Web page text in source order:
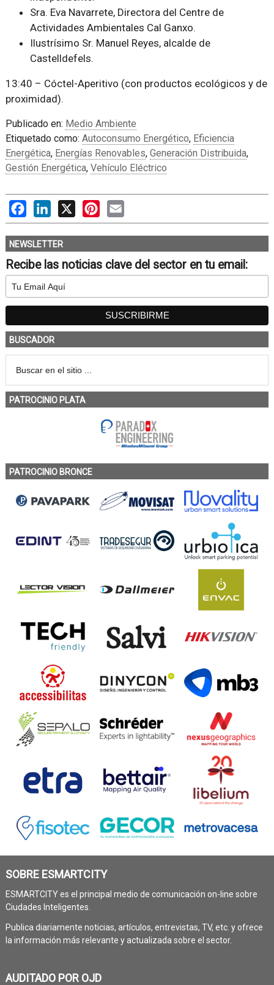
Sra. Eva Navarrete, Directora del Centre de
Actividades Ambientales Cal Ganxo.
Ilustrísimo Sr. Manuel Reyes, alcalde de
Castelldefels.
13:40 – Cóctel-Aperitivo (con productos ecológicos y de
proximidad).
Publicado en: Medio Ambiente
Etiquetado como: Autoconsumo Energético, Eficiencia
Energética, Energías Renovables, Generación Distribuida,
Gestión Energética, Vehículo Eléctrico
FacebookLinkedIn
X PinterestEmail
NEWSLETTER
Recibe las noticias clave del sector en tu email:
BUSCADOR
PATROCINIO PLATA
PATROCINIO BRONCE
SOBRE ESMARTCITY
ESMARTCITY es el principal medio de comunicación on-line sobre
Ciudades Inteligentes.
Publica diariamente noticias, artículos, entrevistas, TV, etc. y ofrece
la información más relevante y actualizada sobre el sector.
AUDITADO POR OJD